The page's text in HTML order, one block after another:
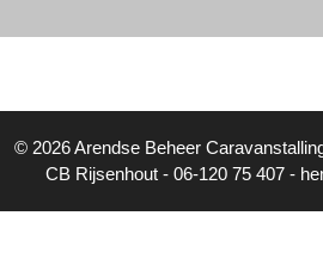
© 2026 Arendse Beheer
CB Rijsenhout - 06-120 75 407 -